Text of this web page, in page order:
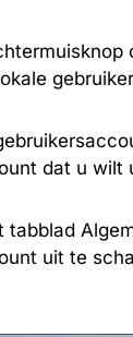
dat u wilt
tabblad
uit te